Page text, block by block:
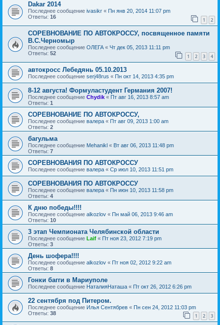
Dakar 2014
Последнее сообщение ivasikr « Пн янв 20, 2014 11:07 pm
Ответы: 16 1 2
СОРЕВНОВАНИЕ ПО АВТОКРОССУ, посвященное памяти
В.С.Черномыр
Последнее сообщение ОЛЕГА « Чт дек 05, 2013 11:11 pm
Ответы: 52 1 2 3 4
автокросс Лебедянь 05.10.2013
Последнее сообщение serj48rus « Пн окт 14, 2013 4:35 pm
8-12 августа! Формуластудент Германия 2007!
Последнее сообщение Chydik « Пт авг 16, 2013 8:57 am
Ответы: 1
СОРЕВНОВАНИЕ ПО АВТОКРОССУ,
Последнее сообщение валера « Пт авг 09, 2013 1:00 am
Ответы: 2
багульма
Последнее сообщение Mehanikl « Вт авг 06, 2013 11:48 pm
Ответы: 7
СОРЕВНОВАНИЯ ПО АВТОКРОССУ
Последнее сообщение валера « Ср июл 10, 2013 11:51 pm
СОРЕВНОВАНИЯ ПО АВТОКРОССУ
Последнее сообщение валера « Пн июн 10, 2013 11:58 pm
Ответы: 4
К дню победы!!!!
Последнее сообщение alkozlov « Пн май 06, 2013 9:46 am
Ответы: 10
3 этап Чемпионата Челябинской области
Последнее сообщение Laif « Пт ноя 23, 2012 7:19 pm
Ответы: 3
День шофера!!!!
Последнее сообщение alkozlov « Пт ноя 02, 2012 9:22 am
Ответы: 8
Гонки багги в Мариуполе
Последнее сообщение НаталияНаташа « Пт окт 26, 2012 6:26 pm
22 сентября под Питером.
Последнее сообщение Илья Сентябрев « Пн сен 24, 2012 11:03 pm
Ответы: 38 1 2 3